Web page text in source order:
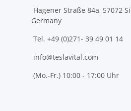
Hagener Straße 84a, 57072
Germany
Tel. +49 (0)271- 39 49 01 14
info@teslavital.com
(Mo.-Fr.) 10:00 - 17:00 Uhr